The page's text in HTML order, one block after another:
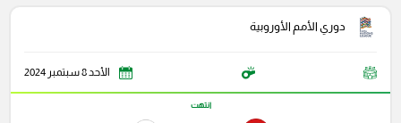
دوري الأمم الأوروبية
الأحد 8 سبتمبر 2024
انتهت